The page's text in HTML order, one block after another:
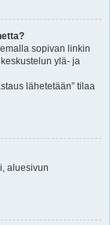
sopivan linkin
ylä- ja
lähetetään” tilaa
aluesivun